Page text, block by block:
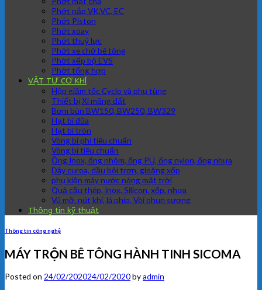
Phớt nắp VK,VC, EC
Phớt Piston
Phớt xoay
Phớt thuỷ lực
Phớt xe chở bê tông
Phớt xếp bộ EVS
Phớt tổng hợp
VẬT TƯ CƠ KHÍ
Hộp giảm tốc Cyclo và phụ tùng
Thiết bị Xi măng đất
Bơm bùn BW150, BW250, BW329
Hạt bi đũa
Hạt bi tròn
Vòng bi phi tiêu chuẩn
Vòng bi tiêu chuẩn
Ống Inox, ống nhôm, ống PU, ống nylon, ống nhựa
Dây curoa, dầu bôi trơn, gioăng xốp
phụ kiện máy nước nóng mặt trời
Quả cầu thép, Inox, Silicon, xốp, nhựa
Vú mỡ, nút khí, lá phíp, Vòi phun sương
Thông tin kỹ thuật
Thông tin công nghệ
MÁY TRỘN BÊ TÔNG HÀNH TINH SICOMA
Posted on 24/02/202024/02/2020byadmin